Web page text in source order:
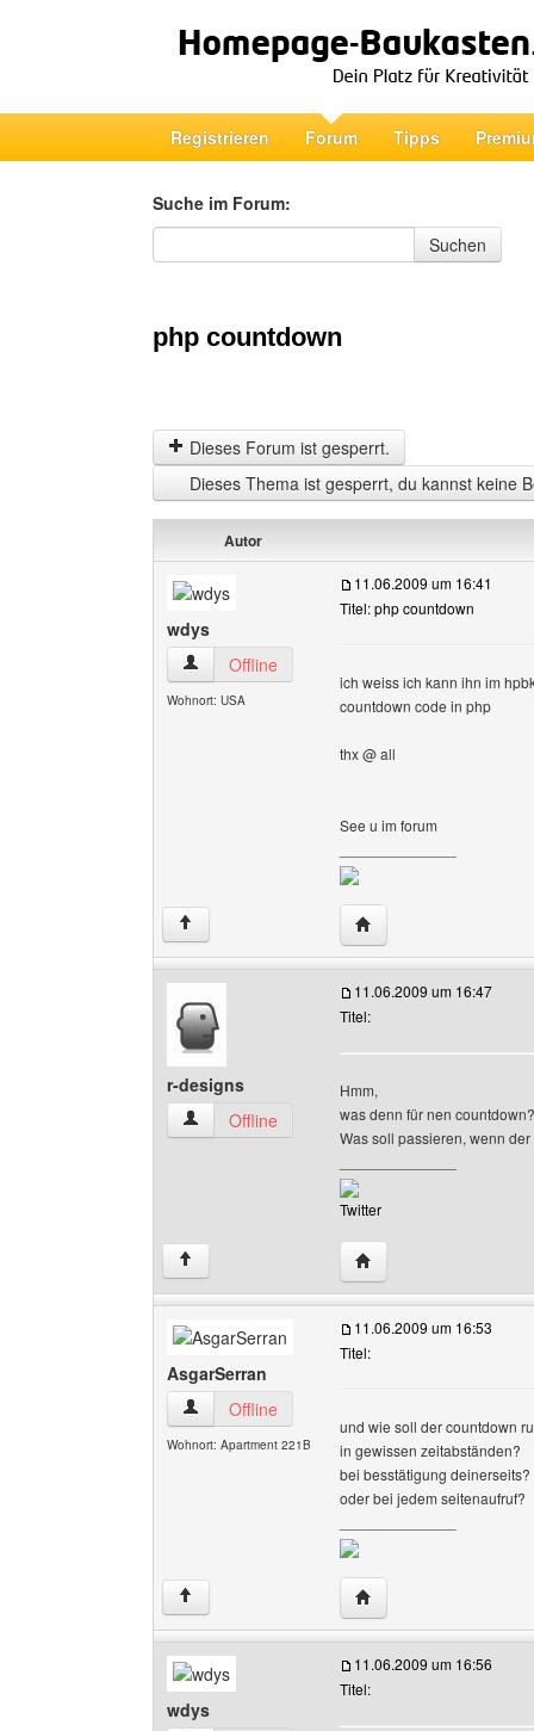
Registrieren Forum Tipps
Suche im Forum:
Suche im Forum
Suchen
php countdown
Dieses Forum ist gesperrt.
Dieses Thema ist gesperrt, du kannst keine
Autor
wdys
wdys Benutzer-Profile anzeigen
Offline
Wohnort: USA
11.06.2009 um 16:41
Titel: php countdown
ich weiss ich kann ihn im
countdown code in php
thx @ all
See u im forum
↑ Website dieses
r-designs
r-designs Benutzer-Profile anzeigen
Offline
11.06.2009 um 16:47
Titel:
Hmm,
was denn für nen countdown?
Was soll passieren, wenn
Twitter
↑ Website dieses
AsgarSerran
AsgarSerran Benutzer-Profile anzeigen
Offline
Wohnort: Apartment 221B
11.06.2009 um 16:53
Titel:
und wie soll der countdown
in gewissen zeitabständen?
bei besstätigung deinerseits?
oder bei jedem seitenaufruf?
↑ Website dieses
wdys
11.06.2009 um 16:56
Titel: